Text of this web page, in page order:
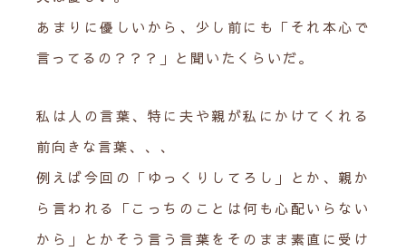
あまりに優しいから、少し前にも「それ本心で
言ってるの？？？」と聞いたくらいだ。
私は人の言葉、特に夫や親が私にかけてくれる
前向きな言葉、、、
例えば今回の「ゆっくりしてろし」とか、親か
ら言われる「こっちのことは何も心配いらない
から」とかそう言う言葉をそのまま素直に受け